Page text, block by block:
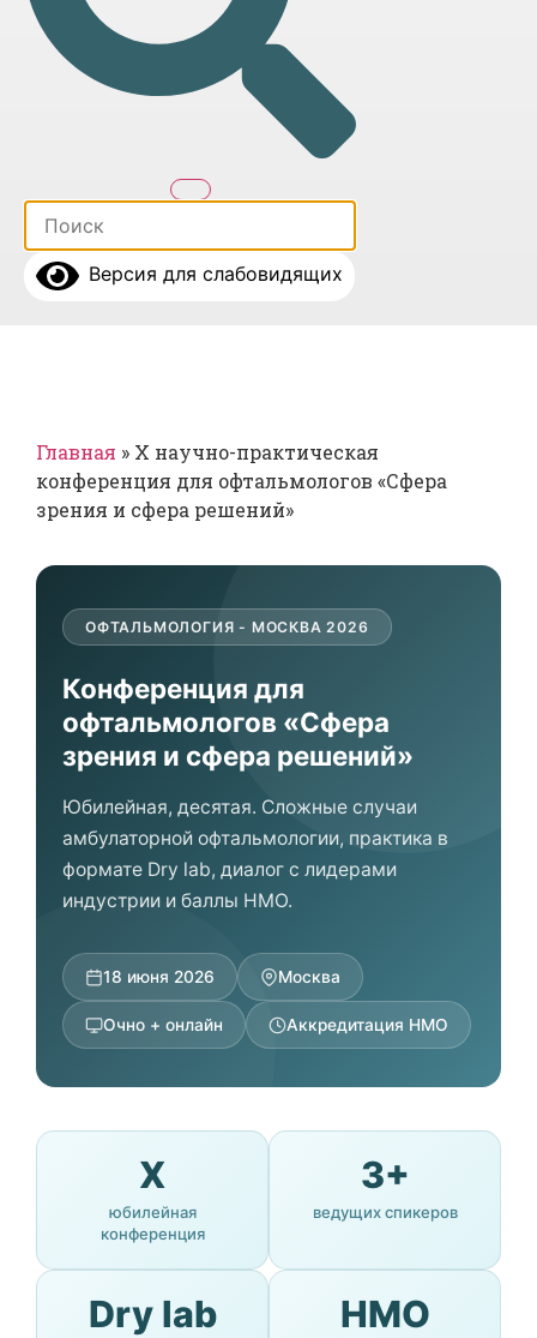
Версия для слабовидящих
Главная » X научно-практическая
конференция для офтальмологов «Сфера
зрения и сфера решений»
ОФТАЛЬМОЛОГИЯ - МОСКВА 2026
Конференция для
офтальмологов «Сфера
зрения и сфера решений»
Юбилейная, десятая. Сложные случаи
амбулаторной офтальмологии, практика в
формате Dry lab, диалог с лидерами
индустрии и баллы НМО.
18 июня 2026 Москва
Очно + онлайн Аккредитация НМО
X
юбилейная
конференция
3+
ведущих спикеров
Dry lab НМО